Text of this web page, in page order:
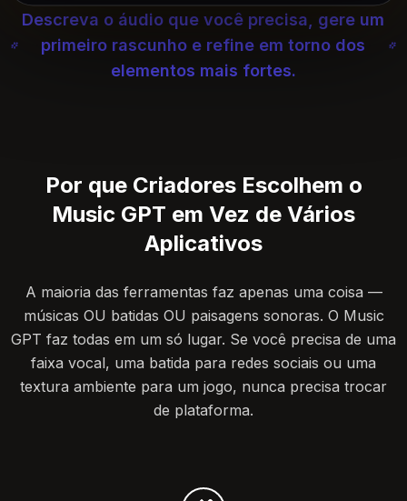
Descreva o áudio que você precisa, gere um
primeiro rascunho e refine em torno dos
elementos mais fortes.
Por que Criadores Escolhem o
Music GPT em Vez de Vários
Aplicativos
A maioria das ferramentas faz apenas uma coisa —
músicas OU batidas OU paisagens sonoras. O Music
GPT faz todas em um só lugar. Se você precisa de uma
faixa vocal, uma batida para redes sociais ou uma
textura ambiente para um jogo, nunca precisa trocar
de plataforma.